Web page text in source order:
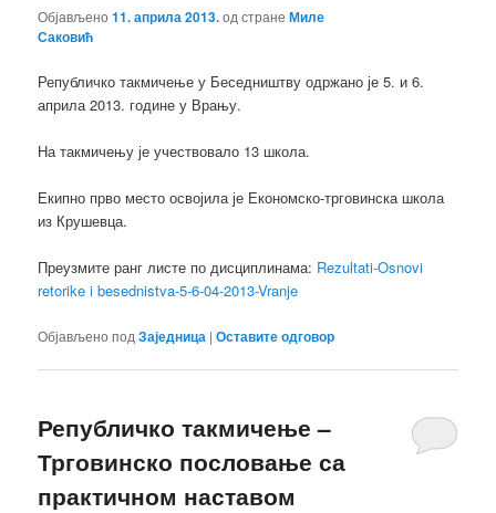
Објављено11. априла 2013.од странеМиле
Саковић
Републичко такмичење у Беседништву одржано је 5. и 6.
априла 2013. године у Врању.
На такмичењу је учествовало 13 школа.
Екипно прво место освојила је Економско-трговинска школа
из Крушевца.
Преузмите ранг листе по дисциплинама: Rezultati-Osnovi
retorike i besednistva-5-6-04-2013-Vranje
Објављено под Заједница |Оставите одговор
Републичко такмичење –
Трговинско пословање са
практичном наставом